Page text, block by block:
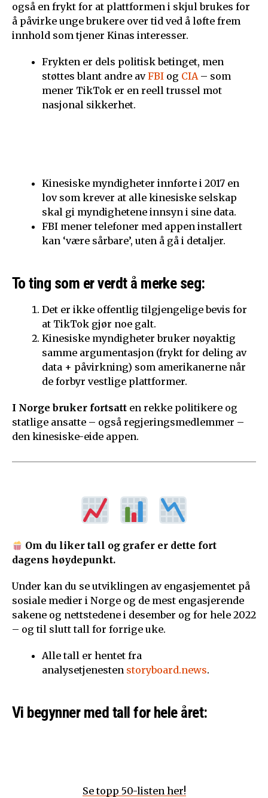
også en frykt for at plattformen i skjul brukes for
å påvirke unge brukere over tid ved å løfte frem
innhold som tjener Kinas interesser.
Frykten er dels politisk betinget, men
støttes blant andre avFBI og CIA– som
mener TikTok er en reell trussel mot
nasjonal sikkerhet.
Kinesiske myndigheter innførte i 2017 en
lov som krever at alle kinesiske selskap
skal gi myndighetene innsyn i sine data.
FBI mener telefoner med appen installert
kan ‘være sårbare’, uten å gå i detaljer.
To ting som er verdt å merke seg:
Det er ikke offentlig tilgjengelige bevis for
at TikTok gjør noe galt.
Kinesiske myndigheter bruker nøyaktig
samme argumentasjon (frykt for deling av
data + påvirkning) som amerikanerne når
de forbyr vestlige plattformer.
I Norge bruker fortsatt en rekke politikere og
statlige ansatte – også regjeringsmedlemmer –
den kinesiske-eide appen.
Om du liker tall og grafer er dette fort
dagens høydepunkt.
Under kan du se utviklingen av engasjementet på
sosiale medier i Norge og de mest engasjerende
sakene og nettstedene i desember og for hele 2022
– og til slutt tall for forrige uke.
Alle tall er hentet fra
analysetjenesten storyboard.news.
Vi begynner med tall for hele året:
Se topp 50-listen her!